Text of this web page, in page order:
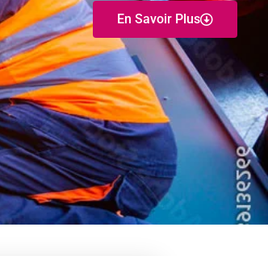
En Savoir Plus